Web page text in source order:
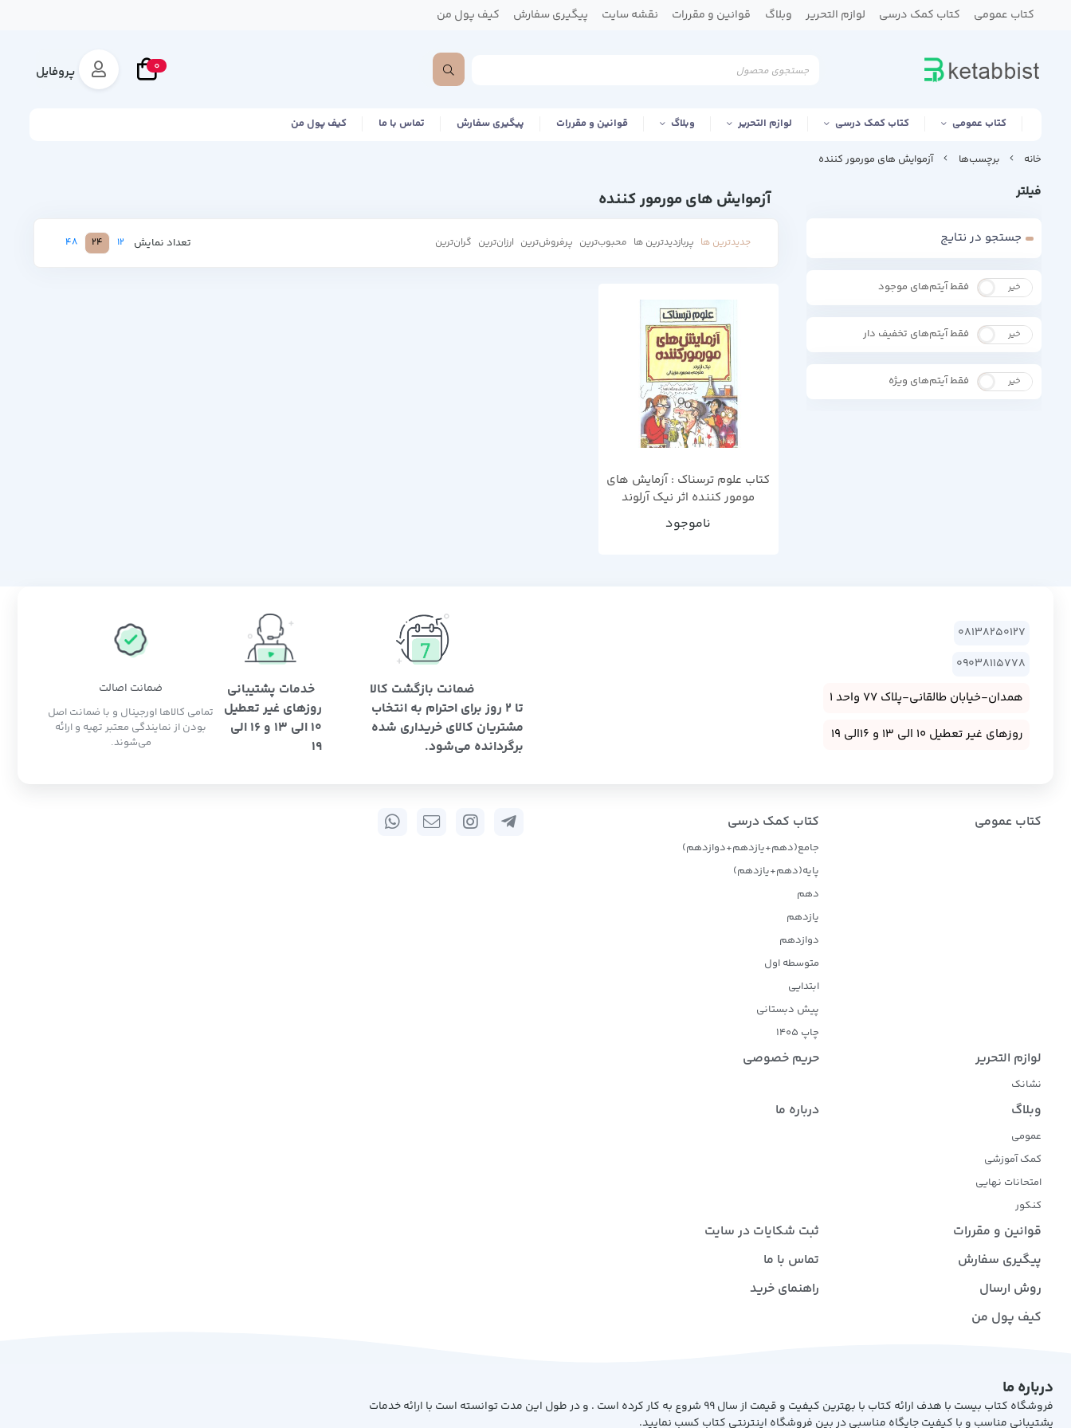
کتاب عمومی کتاب کمک درسی لوازم التحریر وبلاگ قوانین و مقررات نقشه سایت پیگیری سفارش کیف پول من
0 پروفایل
کتاب عمومی کتاب کمک درسی لوازم التحریر وبلاگ قوانین و مقررات پیگیری سفارش تماس با ما کیف پول من
خانه برچسب‌ها آزموایش های مورمور کننده
فیلتر
جستجو در نتایج
بله خیر فقط آیتم‌های موجود
بله خیر فقط آیتم‌های تخفیف دار
بله خیر فقط آیتم‌های ویژه
آزموایش های مورمور کننده
جدیدترین ها پربازدیدترین ها محبوب‌‌ترین پرفروش‌ترین ارزان‌ترین گران‌ترین تعداد نمایش 12
24
48
کتاب علوم ترسناک : آزمایش های
مومور کننده اثر نیک آرلوند
ناموجود
08138250127
09038115778
همدان-خیابان طالقانی-پلاک 77 واحد 1
روزهای غیر تعطیل 10 الی 13 و 16الی 19
ضمانت بازگشت کالا
تا 2 روز برای احترام به انتخاب
مشتریان کالای خریداری شده
برگردانده می‌شود.
خدمات پشتیبانی
روزهای غیر تعطیل
10 الی 13 و 16 الی
19
ضمانت اصالت
تمامی کالاها اورجینال و با ضمانت اصل
بودن از نمایندگی معتبر تهیه و ارائه
می‌شوند.
کتاب عمومی کتاب کمک درسی
جامع(دهم+یازدهم+دوازدهم)
پایه(دهم+یازدهم)
دهم
یازدهم
دوازدهم
متوسطه اول
ابتدایی
پیش دبستانی
چاپ 1405
لوازم التحریر
نشانک
حریم خصوصی
وبلاگ
عمومی
کمک آموزشی
امتحانات نهایی
کنکور
درباره ما
قوانین و مقررات
ثبت شکایات در سایت
پیگیری سفارش
تماس با ما
روش ارسال
راهنمای خرید
کیف پول من
درباره ما
فروشگاه کتاب بیست با هدف ارائه کتاب با بهترین کیفیت و قیمت از سال 99 شروع به کار کرده است . و در طول این مدت توانسته است با ارائه خدمات
پشتیبانی مناسب و با کیفیت جایگاه مناسبی در بین فروشگاه اینترنتی کتاب کسب نمایید.